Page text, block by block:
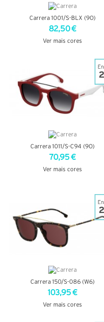
Carrera 1001/S-BLX (9O)
82,50 €
Ver mais cores
Carrera 1011/S-C94 (9O)
70,95 €
Ver mais cores
Carrera 150/S-086 (W6)
103,95 €
Ver mais cores